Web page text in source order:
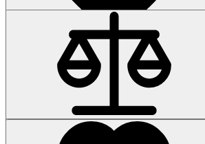
Наличие: уточняйте
Код товара: 925-01
6AG4112-3KE33-0HA2